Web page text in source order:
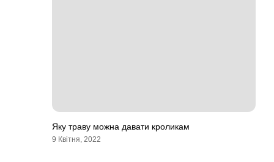
Яку траву можна давати кроликам
9 Квітня, 2022